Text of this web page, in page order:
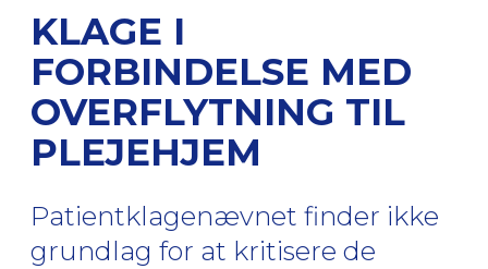
KLAGE I
FORBINDELSE MED
OVERFLYTNING TIL
PLEJEHJEM
Patientklagenævnet finder ikke
grundlag for at kritisere de